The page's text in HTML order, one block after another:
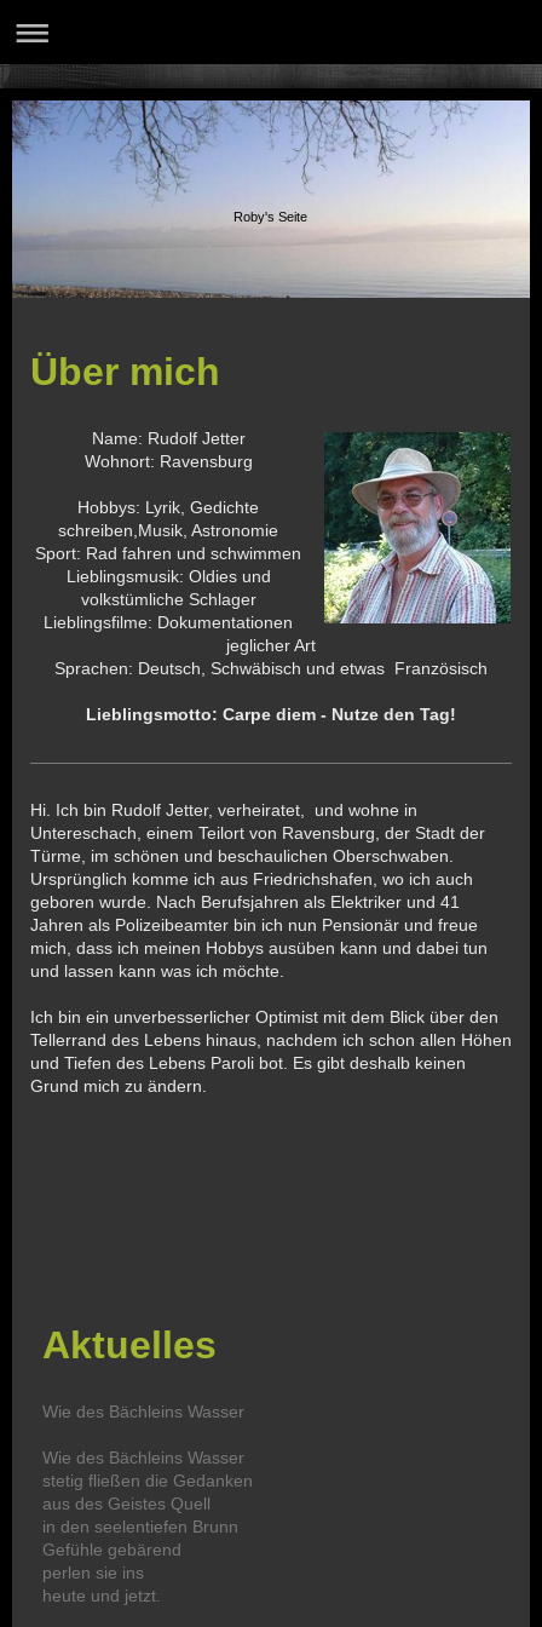
Roby's Seite
Über mich
Name: Rudolf Jetter
Wohnort: Ravensburg
Hobbys: Lyrik, Gedichte
schreiben,Musik, Astronomie
Sport: Rad fahren und schwimmen
Lieblingsmusik: Oldies und
volkstümliche Schlager
Lieblingsfilme: Dokumentationen
jeglicher Art
Sprachen: Deutsch, Schwäbisch und etwas Französisch
Lieblingsmotto: Carpe diem - Nutze den Tag!
Hi. Ich bin Rudolf Jetter, verheiratet, und wohne in
Untereschach, einem Teilort von Ravensburg, der Stadt der
Türme, im schönen und beschaulichen Oberschwaben.
Ursprünglich komme ich aus Friedrichshafen, wo ich auch
geboren wurde. Nach Berufsjahren als Elektriker und 41
Jahren als Polizeibeamter bin ich nun Pensionär und freue
mich, dass ich meinen Hobbys ausüben kann und dabei tun
und lassen kann was ich möchte.
Ich bin ein unverbesserlicher Optimist mit dem Blick über den
Tellerrand des Lebens hinaus, nachdem ich schon allen Höhen
und Tiefen des Lebens Paroli bot. Es gibt deshalb keinen
Grund mich zu ändern.
Aktuelles
Wie des Bächleins Wasser
Wie des Bächleins Wasser
stetig fließen die Gedanken
aus des Geistes Quell
in den seelentiefen Brunn
Gefühle gebärend
perlen sie ins
heute und jetzt.